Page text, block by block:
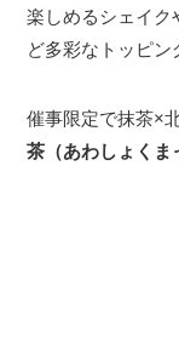
楽しめるシェイク
ど多彩なトッピン
催事限定で抹茶×
茶（あわしょくま